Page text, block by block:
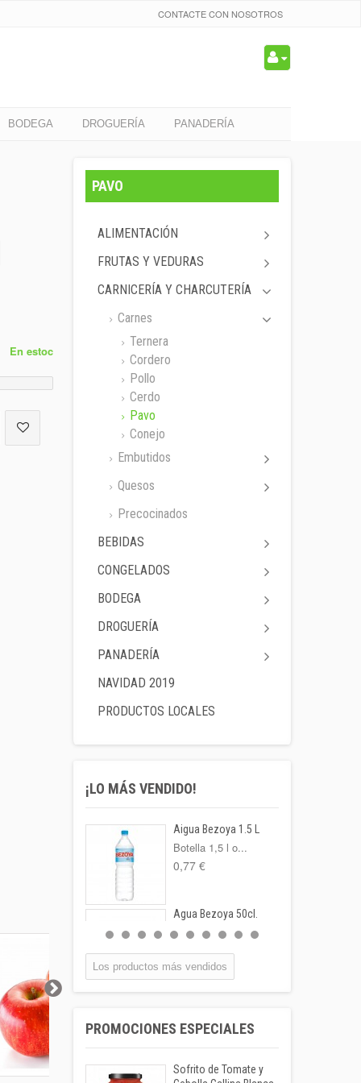
CONTACTE CON NOSOTROS
BODEGA DROGUERÍA PANADERÍA
En estoc
PAVO
ALIMENTACIÓN
FRUTAS Y VEDURAS
CARNICERÍA Y CHARCUTERÍA
Carnes
Ternera
Cordero
Pollo
Cerdo
Pavo
Conejo
Embutidos
Quesos
Precocinados
BEBIDAS
CONGELADOS
BODEGA
DROGUERÍA
PANADERÍA
NAVIDAD 2019
PRODUCTOS LOCALES
¡LO MÁS VENDIDO!
Aigua Bezoya 1.5 L
Botella 1,5 l o...
0,77 €
Agua Bezoya 50cl.
FORMATO:
0,55 €
Lata 33cl
Los productos más vendidos
PROMOCIONES ESPECIALES
Sofrito de Tomate y